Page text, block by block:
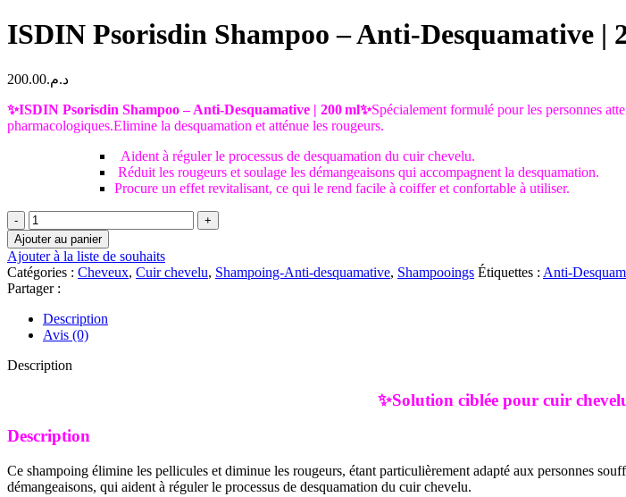
ISDIN Psorisdin Shampoo – Anti-Desquamative |
د.م.200.00
✨ISDIN Psorisdin Shampoo – Anti-Desquamative | 200 ml✨Spécialement formulé pour les personnes
pharmacologiques.Elimine la desquamation et atténue les rougeurs.
Aident à réguler le processus de desquamation du cuir chevelu.
️ Réduit les rougeurs et soulage les démangeaisons qui accompagnent la desquamation.
Procure un effet revitalisant, ce qui le rend facile à coiffer et confortable à utiliser.
quantité
de
ISDIN
Psorisdin
Shampoo
–
Anti-
Desquamative
200 ml
Ajouter au panier
Ajouter à la liste de souhaits
Catégories : Cheveux, Cuir chevelu, Shampoing-Anti-desquamative, Shampooings Étiquettes : Anti-
Partager :
Description
Avis (0)
Description
✨Solution ciblée pour cuir
Description
Ce shampoing élimine les pellicules et diminue les rougeurs, étant particulièrement adapté aux personnes
démangeaisons, qui aident à réguler le processus de desquamation du cuir chevelu.